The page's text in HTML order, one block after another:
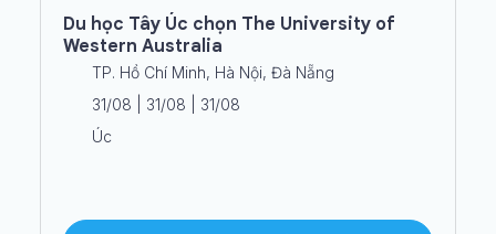
Du học Tây Úc chọn The University of
Western Australia
TP. Hồ Chí Minh, Hà Nội, Đà Nẵng
31/08 | 31/08 | 31/08
Úc